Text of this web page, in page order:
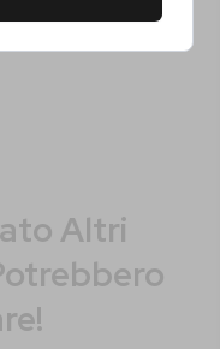
Altri